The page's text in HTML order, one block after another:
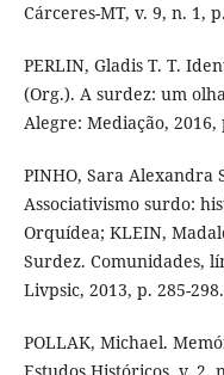
Cárceres-MT, v. 9, n. 1,
PERLIN, Gladis T. T.
(Org.). A surdez: um
Alegre: Mediação, 2016,
PINHO, Sara Alexandra
Associativismo surdo:
Orquídea; KLEIN,
Surdez. Comunidades,
Livpsic, 2013, p. 285-298.
POLLAK, Michael.